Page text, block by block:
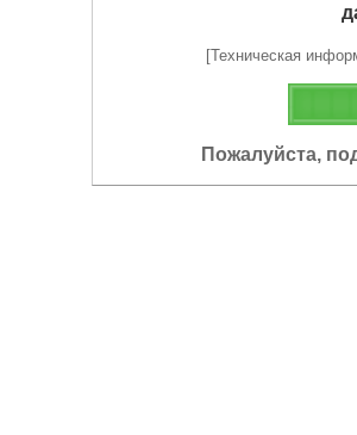
[Техническая
Пожалуйста,